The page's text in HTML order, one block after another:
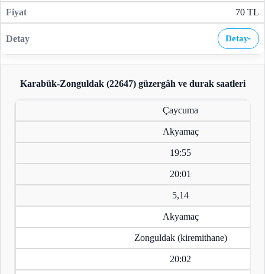
70 TL
Detay›
Karabük-Zonguldak (22647)güzergâh ve durak saatleri
Çaycuma
Akyamaç
19:55
20:01
5,14
Akyamaç
Zonguldak (kiremithane)
20:02